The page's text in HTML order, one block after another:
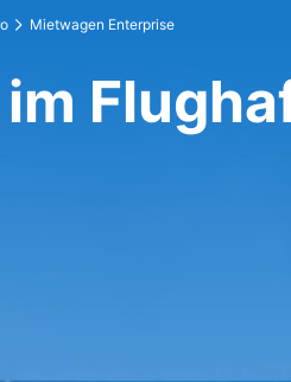
Mietwagen Enterprise